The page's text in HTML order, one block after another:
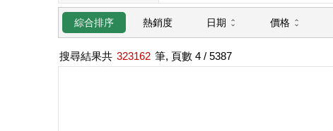
綜合排序 熱銷度 日期 價格
搜尋結果共 323162 筆, 頁數 4 / 5387